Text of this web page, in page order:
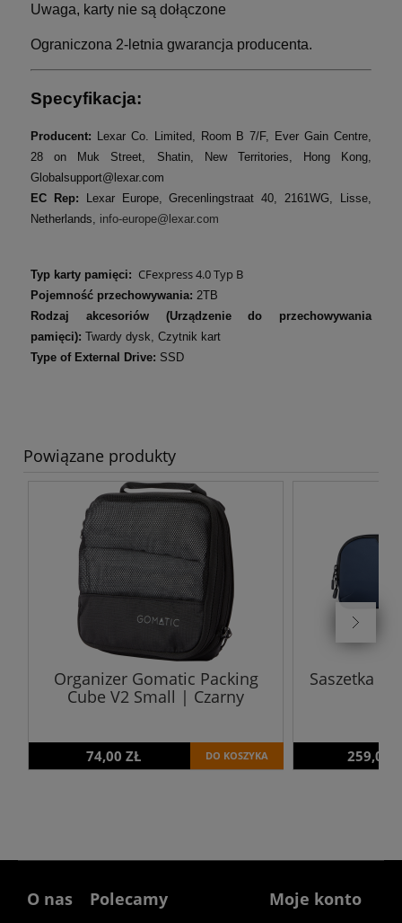
Uwaga, karty nie są dołączone
Ograniczona 2-letnia gwarancja producenta.
Specyfikacja:
Producent: Lexar Co. Limited, Room B 7/F, Ever Gain Centre,
28 on Muk Street, Shatin, New Territories, Hong Kong,
Globalsupport@lexar.com
EC Rep: Lexar Europe, Grecenlingstraat 40, 2161WG, Lisse,
Netherlands, info-europe@lexar.com
Typ karty pamięci: CFexpress 4.0 Typ B
Pojemność przechowywania: 2TB
Rodzaj akcesoriów (Urządzenie do przechowywania
pamięci): Twardy dysk, Czytnik kart
Type of External Drive: SSD
Powiązane produkty
Organizer Gomatic Packing
Cube V2 Small | Czarny
74,00 ZŁ DO KOSZYKA
Saszetka
259,00
O nas Polecamy Moje konto